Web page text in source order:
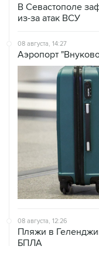
В Севастополе
из-за атак ВСУ
08 августа, 14:27
Аэропорт
08 августа, 12:26
Пляжи в
БПЛА